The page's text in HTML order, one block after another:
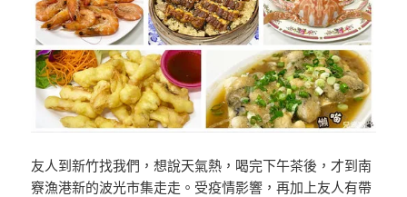
友人到新竹找我們，想說天氣熱，喝完下午茶後，才到南
竂漁港新的波光市集走走。受疫情影響，再加上友人有帶